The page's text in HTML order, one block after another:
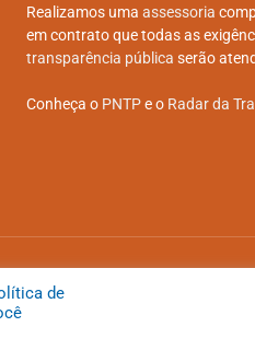
Realizamos uma assessoria
em contrato que todas as
transparência pública serão
Conheça o PNTPe o Radar da
de